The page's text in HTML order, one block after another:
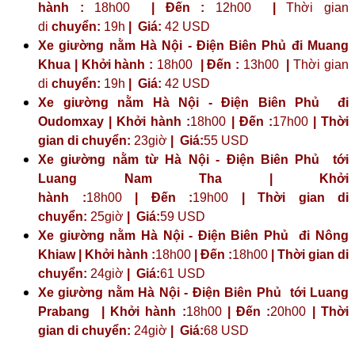
hành : 18h00 | Đến : 12h00|Thời gian
di chuyển: 19h Giá: 42 USD
Xe giường nằm Hà Nội - Điện Biên Phủ đi Muang
Khua | Khởi hành : 18h00| Đến : 13h00|Thời gian
di chuyển: 19h Giá: 42 USD
Xe giường nằm Hà Nội - Điện Biên Phủ đi
Oudomxay | Khởi hành :18h00 | Đến :17h00| Thời
gian di chuyển: 23giờ | Giá:55 USD
Xe giường nằm từ Hà Nội - Điện Biên Phủ tới
Luang Nam Tha | Khởi
hành :18h00| Đến :19h00 | Thời gian di
chuyển: 25giờ | Giá:59 USD
Xe giường nằm Hà Nội - Điện Biên Phủ đi Nông
Khiaw | Khởi hành :18h00 | Đến :18h00 | Thời gian di
chuyển: 24giờ | Giá:61 USD
Xe giường nằm Hà Nội - Điện Biên Phủ tới Luang
Prabang | Khởi hành :18h00| Đến :20h00 | Thời
gian di chuyển: 24giờ | Giá:68 USD